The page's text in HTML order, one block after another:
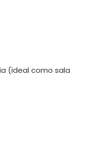
(ideal como sala